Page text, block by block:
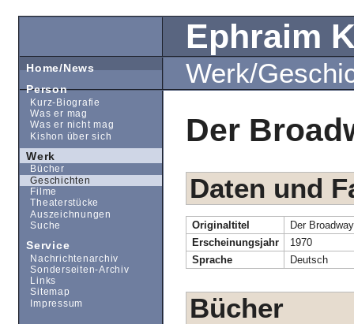
Ephraim
Werk/
Der
Daten und
Originaltitel
Der
Erscheinungsjahr
1970
Sprache
Deutsch
Bücher
Home/News
Person
Kurz-Biografie
Was er mag
Was er nicht mag
Kishon über sich
Werk
Bücher
Geschichten
Filme
Theaterstücke
Auszeichnungen
Suche
Service
Nachrichtenarchiv
Sonderseiten-Archiv
Links
Sitemap
Impressum